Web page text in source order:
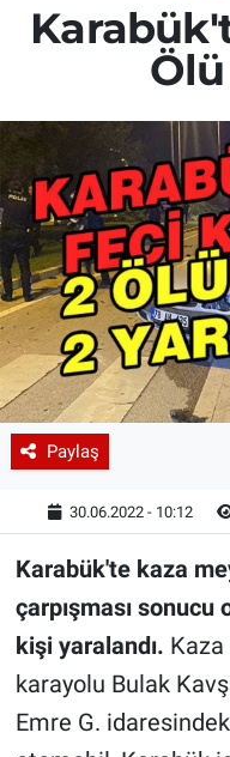
Ölü
Paylaş
30.06.2022 - 10:12
Karabük'te kaza
çarpışması
kişi yaralandı.
karayolu Bulak
Emre G.